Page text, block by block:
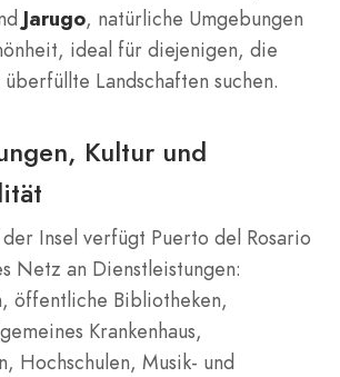
Jarugo, natürliche Umgebungen
ideal für diejenigen, die
Landschaften suchen.
Kultur und
Insel verfügt Puerto del Rosario
Netz an Dienstleistungen:
öffentliche Bibliotheken,
Krankenhaus,
Hochschulen, Musik- und